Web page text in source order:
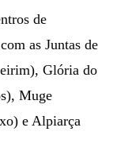
de
as Juntas de
Glória do
Muge
e Alpiarça